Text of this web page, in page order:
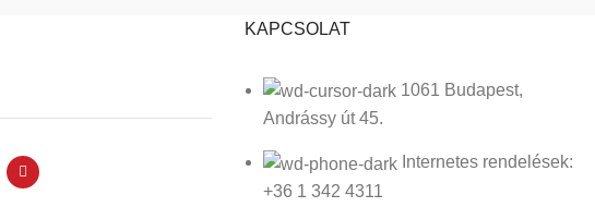
KAPCSOLAT
1061 Budapest,
Andrássy út 45.
Internetes rendelések:
+36 1 342 4311